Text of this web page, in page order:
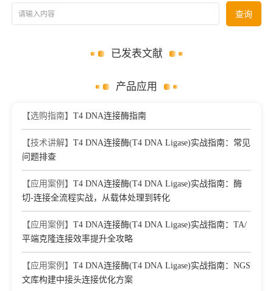
请输入内容 查询
已发表文献
产品应用
【选购指南】 T4 DNA连接酶指南
【技术讲解】 T4 DNA连接酶(T4 DNA Ligase)实战指南：常见
问题排查
【应用案例】 T4 DNA连接酶(T4 DNA Ligase)实战指南：酶
切-连接全流程实战，从载体处理到转化
【应用案例】 T4 DNA连接酶(T4 DNA Ligase)实战指南：TA/
平端克隆连接效率提升全攻略
【应用案例】 T4 DNA连接酶(T4 DNA Ligase)实战指南：NGS
文库构建中接头连接优化方案